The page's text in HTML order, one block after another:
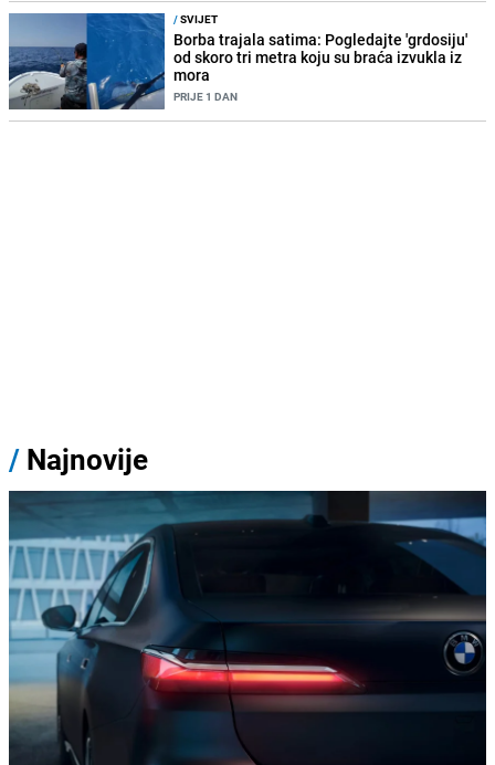
/SVIJET
Borba trajala satima: Pogledajte 'grdosiju'
od skoro tri metra koju su braća izvukla iz
mora
PRIJE 1 DAN
/ Najnovije